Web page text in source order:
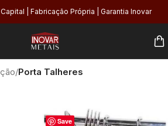
| Fabricação Própria | Garantia Inovar
/Porta Talheres
Save